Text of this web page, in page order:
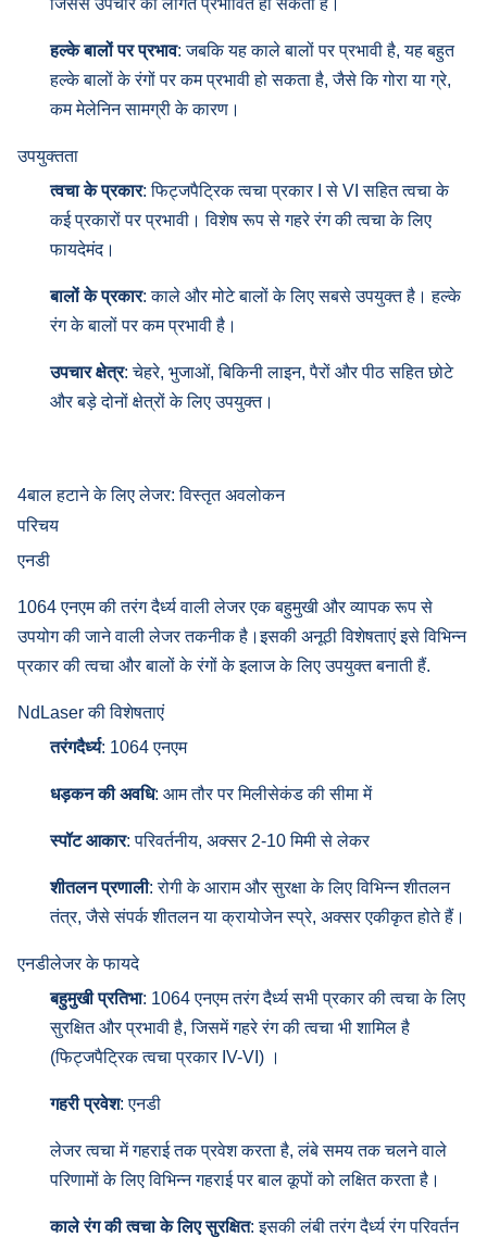
जिससे उपचार की लागत प्रभावित हो सकती है।
हल्के बालों पर प्रभाव: जबकि यह काले बालों पर प्रभावी है, यह बहुत
हल्के बालों के रंगों पर कम प्रभावी हो सकता है, जैसे कि गोरा या ग्रे,
कम मेलेनिन सामग्री के कारण।
उपयुक्तता
त्वचा के प्रकार: फिट्जपैट्रिक त्वचा प्रकार I से VI सहित त्वचा के
कई प्रकारों पर प्रभावी। विशेष रूप से गहरे रंग की त्वचा के लिए
फायदेमंद।
बालों के प्रकार: काले और मोटे बालों के लिए सबसे उपयुक्त है। हल्के
रंग के बालों पर कम प्रभावी है।
उपचार क्षेत्र: चेहरे, भुजाओं, बिकिनी लाइन, पैरों और पीठ सहित छोटे
और बड़े दोनों क्षेत्रों के लिए उपयुक्त।
4बाल हटाने के लिए लेजर: विस्तृत अवलोकन
परिचय
एनडी
1064 एनएम की तरंग दैर्ध्य वाली लेजर एक बहुमुखी और व्यापक रूप से
उपयोग की जाने वाली लेजर तकनीक है।इसकी अनूठी विशेषताएं इसे विभिन्न
प्रकार की त्वचा और बालों के रंगों के इलाज के लिए उपयुक्त बनाती हैं.
NdLaser की विशेषताएं
तरंगदैर्ध्य: 1064 एनएम
धड़कन की अवधि: आम तौर पर मिलीसेकंड की सीमा में
स्पॉट आकार: परिवर्तनीय, अक्सर 2-10 मिमी से लेकर
शीतलन प्रणाली: रोगी के आराम और सुरक्षा के लिए विभिन्न शीतलन
तंत्र, जैसे संपर्क शीतलन या क्रायोजेन स्प्रे, अक्सर एकीकृत होते हैं।
एनडीलेजर के फायदे
बहुमुखी प्रतिभा: 1064 एनएम तरंग दैर्ध्य सभी प्रकार की त्वचा के लिए
सुरक्षित और प्रभावी है, जिसमें गहरे रंग की त्वचा भी शामिल है
(फिट्जपैट्रिक त्वचा प्रकार IV-VI) ।
गहरी प्रवेश: एनडी
लेजर त्वचा में गहराई तक प्रवेश करता है, लंबे समय तक चलने वाले
परिणामों के लिए विभिन्न गहराई पर बाल कूपों को लक्षित करता है।
काले रंग की त्वचा के लिए सुरक्षित: इसकी लंबी तरंग दैर्ध्य रंग परिवर्तन